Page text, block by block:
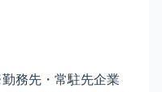
務先・常駐先企業